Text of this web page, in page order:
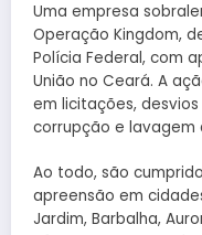
Uma empresa
Operação Kingdom,
Polícia Federal, com
União no Ceará. A
em licitações,
corrupção e lavagem
Ao todo, são
apreensão em
Jardim, Barbalha,